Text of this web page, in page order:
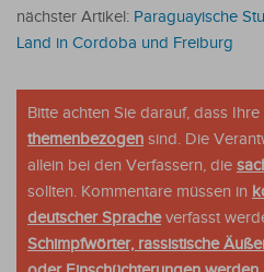
nächster Artikel: Paraguayische
Land in Cordoba und Freiburg
Bitte achten Sie darauf, dass
themenbezogen sind. Die
allein bei den Verfassern, die
sollten. Kommentare müssen in
deutscher Spracheverfasst
Schimpfwörter, rassistische